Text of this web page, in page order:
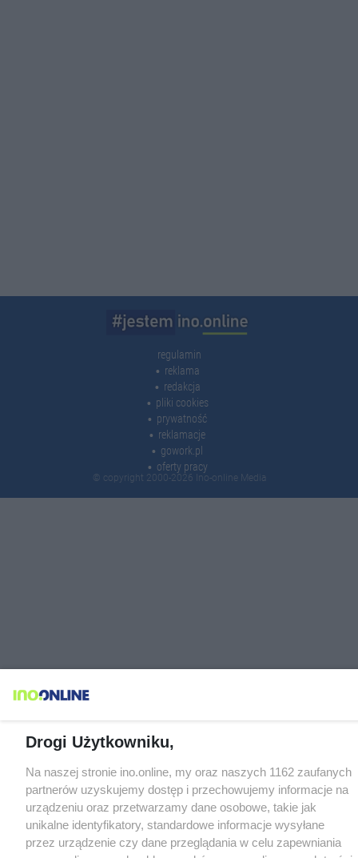
regulamin
reklama
redakcja
pliki cookies
prywatność
reklamacje
gowork.pl
oferty pracy
© copyright 2000-2026 Ino-online Media
Drogi Użytkowniku,
Na naszej stronie ino.online, my oraz naszych 1162 zaufanych
partnerów uzyskujemy dostęp i przechowujemy informacje na
urządzeniu oraz przetwarzamy dane osobowe, takie jak
unikalne identyfikatory, standardowe informacje wysyłane
przez urządzenie czy dane przeglądania w celu zapewniania